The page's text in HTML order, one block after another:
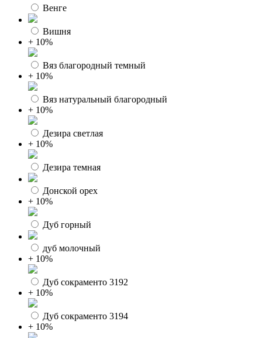
Венге
Вишня
+ 10%
Вяз благородный темный
+ 10%
Вяз натуральный благородный
+ 10%
Дезира светлая
+ 10%
Дезира темная
Донской орех
+ 10%
Дуб горный
дуб молочный
+ 10%
Дуб сокраменто 3192
+ 10%
Дуб сокраменто 3194
+ 10%